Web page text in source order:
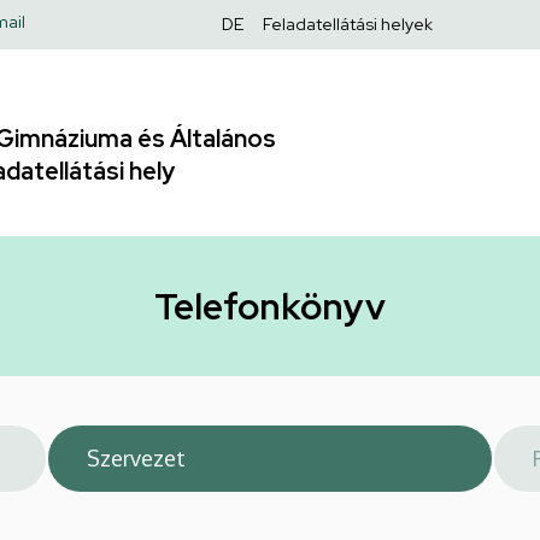
Felső
DE Feladatellátási helyek
és Általános
hely
Telefonkönyv